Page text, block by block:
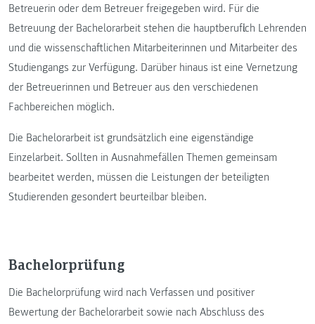
Betreuerin oder dem Betreuer freigegeben wird. Für die
Betreuung der Bachelorarbeit stehen die hauptberuflich Lehrenden
und die wissenschaftlichen Mitarbeiterinnen und Mitarbeiter des
Studiengangs zur Verfügung. Darüber hinaus ist eine Vernetzung
der Betreuerinnen und Betreuer aus den verschiedenen
Fachbereichen möglich.
Die Bachelorarbeit ist grundsätzlich eine eigenständige
Einzelarbeit. Sollten in Ausnahmefällen Themen gemeinsam
bearbeitet werden, müssen die Leistungen der beteiligten
Studierenden gesondert beurteilbar bleiben.
Bachelorprüfung
Die Bachelorprüfung wird nach Verfassen und positiver
Bewertung der Bachelorarbeit sowie nach Abschluss des